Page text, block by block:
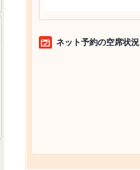
ネット予約の空席状況